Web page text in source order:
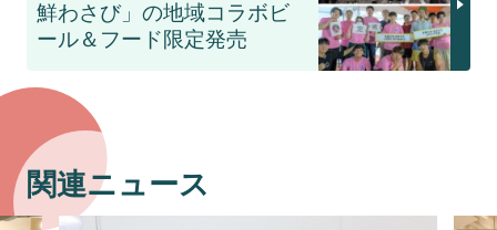
鮮わさび」の地域コラボビ
ール＆フード限定発売
関連ニュース